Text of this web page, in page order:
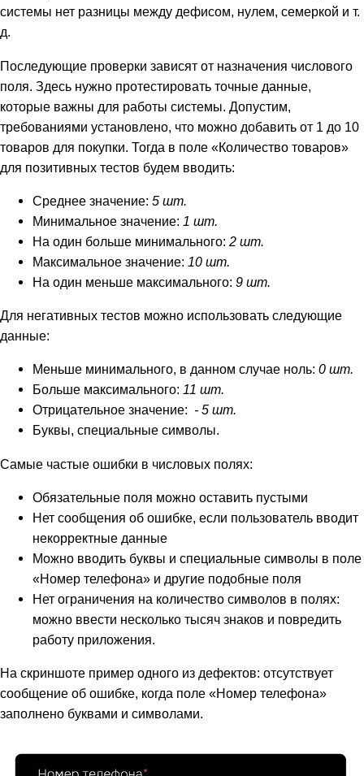
системы нет разницы между дефисом, нулем, семеркой и т.
д.
Последующие проверки зависят от назначения числового
поля. Здесь нужно протестировать точные данные,
которые важны для работы системы. Допустим,
требованиями установлено, что можно добавить от 1 до 10
товаров для покупки. Тогда в поле «Количество товаров»
для позитивных тестов будем вводить:
Среднее значение: 5 шт.
Минимальное значение: 1 шт.
На один больше минимального: 2 шт.
Максимальное значение: 10 шт.
На один меньше максимального: 9 шт.
Для негативных тестов можно использовать следующие
данные:
Меньше минимального, в данном случае ноль: 0 шт.
Больше максимального: 11 шт.
Отрицательное значение: - 5 шт.
Буквы, специальные символы.
Самые частые ошибки в числовых полях:
Обязательные поля можно оставить пустыми
Нет сообщения об ошибке, если пользователь вводит
некорректные данные
Можно вводить буквы и специальные символы в поле
«Номер телефона» и другие подобные поля
Нет ограничения на количество символов в полях:
можно ввести несколько тысяч знаков и повредить
работу приложения.
На скриншоте пример одного из дефектов: отсутствует
сообщение об ошибке, когда поле «Номер телефона»
заполнено буквами и символами.